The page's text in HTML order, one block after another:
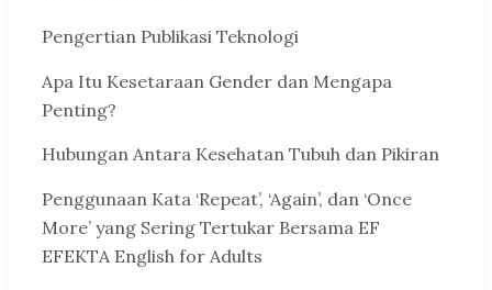
Pengertian Publikasi Teknologi
Apa Itu Kesetaraan Gender dan Mengapa
Penting?
Hubungan Antara Kesehatan Tubuh dan Pikiran
Penggunaan Kata ‘Repeat’, ‘Again’, dan ‘Once
More’ yang Sering Tertukar Bersama EF
EFEKTA English for Adults